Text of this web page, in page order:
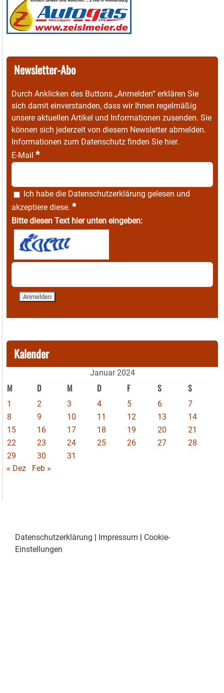
Newsletter-Abo
Durch Anklicken des Buttons „Anmelden“ erklären Sie
sich damit einverstanden, dass wir Ihnen regelmäßig
unsere aktuellen Artikel und Informationen zusenden. Sie
können sich jederzeit von diesem Newsletter abmelden.
Informationen zum Datenschutz finden Sie hier.
E-Mail *
Ich habe die Datenschutzerklärung gelesen und
akzeptiere diese. *
Bitte diesen Text hier unten eingeben:
Kalender
Januar 2024
M D M D F S S
1 2 3 4 5 6
7
8
9 10 11 12 13
14
15
16 17 18 19 20
21
22
23 24 25 26 27
28
29
30
31
« Dez
Feb »
Datenschutzerklärung Impressum
Cookie-
Einstellungen